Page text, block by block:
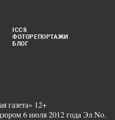
ICCS
ФОТОРЕПОРТАЖИ
БЛОГ
газета» 12+
6 июля 2012 года Эл No.